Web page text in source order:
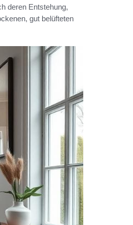
deren Entstehung,
gut belüfteten